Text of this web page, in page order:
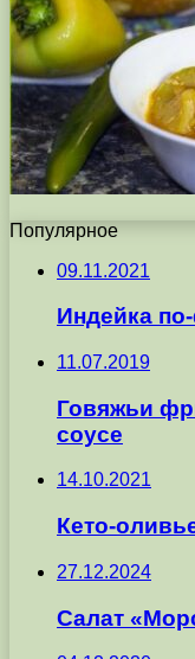
Популярное
09.11.2021
Индейка
11.07.2019
Говяжьи
соусе
14.10.2021
Кето-
27.12.2024
Салат